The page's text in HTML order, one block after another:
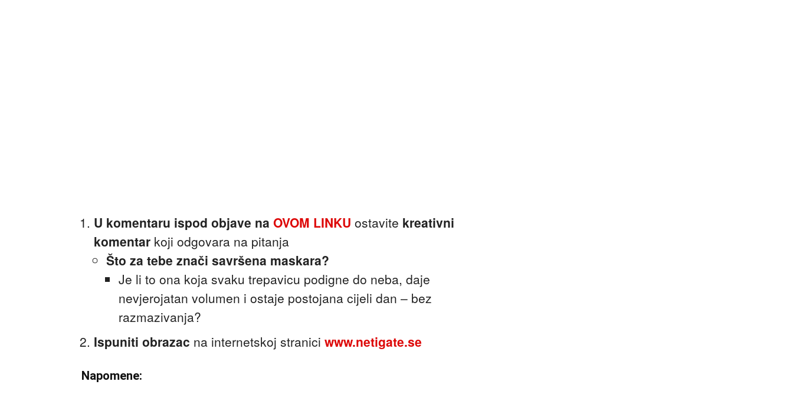
U komentaru ispod objave na OVOM LINKU ostavite kreativni
komentar koji odgovara na pitanja
Što za tebe znači savršena maskara?
Je li to ona koja svaku trepavicu podigne do neba, daje
nevjerojatan volumen i ostaje postojana cijeli dan – bez
razmazivanja?
Ispuniti obrazac na internetskoj stranici www.netigate.se
Napomene: